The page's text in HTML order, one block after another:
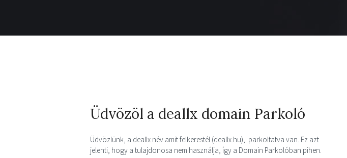
Üdvözöl a deallx domain Parkoló
Üdvözlünk, a deallx név amit felkerestél (deallx.hu), parkoltatva van. Ez azt
jelenti, hogy a tulajdonosa nem használja, így a Domain Parkolóban pihen.